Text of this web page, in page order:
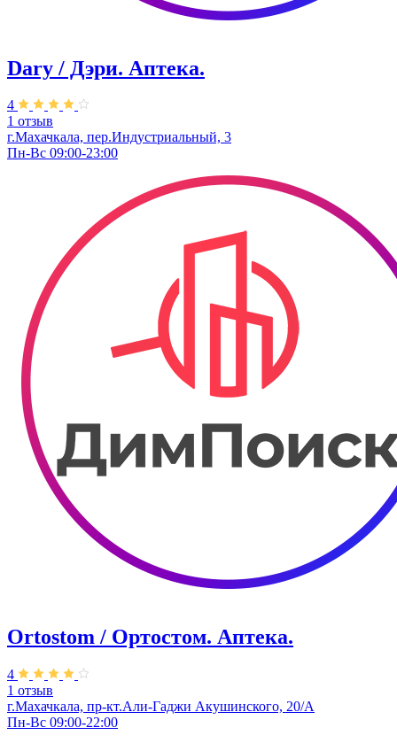
Dary / Дэри. Аптека.
4
1 отзыв
г.Махачкала, пер.Индустриальный, 3
Пн-Вс 09:00-23:00
Ortostom / Ортостом. Аптека.
4
1 отзыв
г.Махачкала, ​пр-кт.Али-Гаджи Акушинского, 20/А
Пн-Вс 09:00-22:00